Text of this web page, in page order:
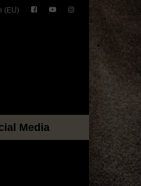
(EU)
Media